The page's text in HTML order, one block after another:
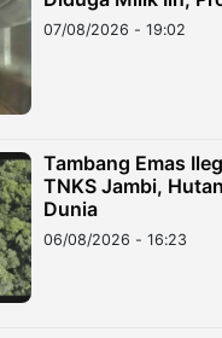
07/08/2026 - 19:02
Tambang Emas
TNKS Jambi,
Dunia
06/08/2026 - 16:23